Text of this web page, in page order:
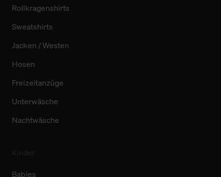
Rollkragenshirts
Sweatshirts
Jacken / Westen
Hosen
Freizeitanzüge
Unterwäsche
Nachtwäsche
Babies